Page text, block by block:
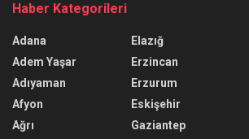
Haber Kategorileri
Adana
Adem Yaşar
Adıyaman
Afyon
Ağrı
Elazığ
Erzincan
Erzurum
Eskişehir
Gaziantep